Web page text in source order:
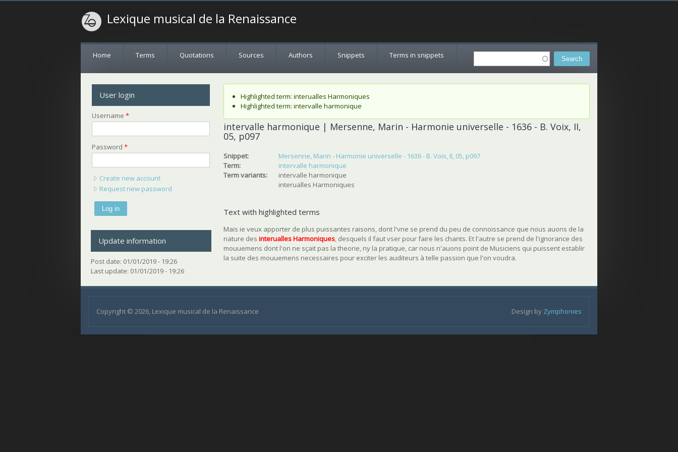
Lexique musical de la Renaissance
Search
Home Terms Quotations Sources Authors Snippets Terms in snippets
Status message
Highlighted term: interualles Harmoniques
Highlighted term: intervalle harmonique
intervalle harmonique | Mersenne, Marin - Harmonie universelle - 1636 - B. Voix, II,
05, p097
Snippet:
Mersenne, Marin - Harmonie universelle - 1636 - B. Voix, II, 05, p097
Term:
intervalle harmonique
Term variants:
intervalle harmonique
interualles Harmoniques
Text with highlighted terms
Mais ie veux apporter de plus puissantes raisons, dont l'vne se prend du peu de connoissance que nous auons de la
nature desinterualles Harmoniques, desquels il faut vser pour faire les chants. Et l'autre se prend de l'ignorance des
mouuemens dont l'on ne sçait pas la theorie, ny la pratique, car nous n'auons point de Musiciens qui puissent establir
la suite des mouuemens necessaires pour exciter les auditeurs à telle passion que l'on voudra.
User login
Username*
Password*
Create new account
Request new password
Update information
Post date: 01/01/2019 - 19:26
Last update: 01/01/2019 - 19:26
Copyright © 2026, Lexique musical de la Renaissance Design by Zymphonies